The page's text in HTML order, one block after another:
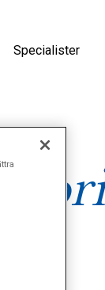
Specialister